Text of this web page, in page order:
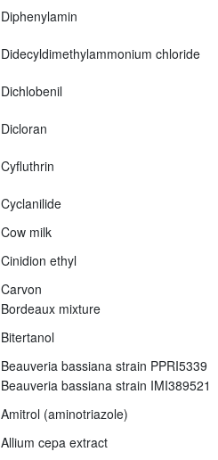
Diphenylamin
Didecyldimethylammonium chloride
Dichlobenil
Dicloran
Cyfluthrin
Cyclanilide
Cow milk
Cinidion ethyl
Carvon
Bordeaux mixture
Bitertanol
Beauveria bassiana strain PPRI5339
Beauveria bassiana strain IMI389521
Amitrol (aminotriazole)
Allium cepa extract